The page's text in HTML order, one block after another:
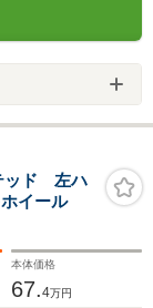
ッド 左ハ
イール
本体価格
67.4万円